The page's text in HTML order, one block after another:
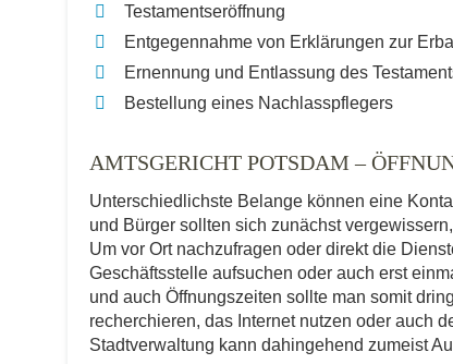
Testamentseröffnung
Entgegennahme von Erklärungen zur
Ernennung und Entlassung des
Bestellung eines Nachlasspflegers
AMTSGERICHT POTSDAM –
Unterschiedlichste Belange können eine
und Bürger sollten sich zunächst
Um vor Ort nachzufragen oder direkt die
Geschäftsstelle aufsuchen oder auch erst
und auch Öffnungszeiten sollte man somit
recherchieren, das Internet nutzen oder auch
Stadtverwaltung kann dahingehend zumeist